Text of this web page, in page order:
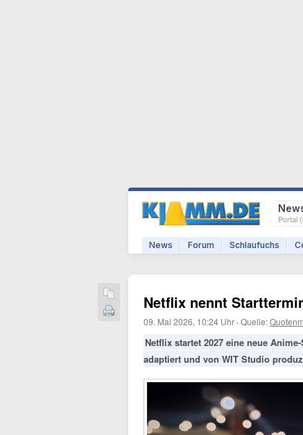
Portal (
News Forum Schlaufuchs
Netflix nennt
09. Mai 2026, 10:24 Uhr ·Quelle:
Netflix startet 2027 eine neue
adaptiert und von WIT Studio